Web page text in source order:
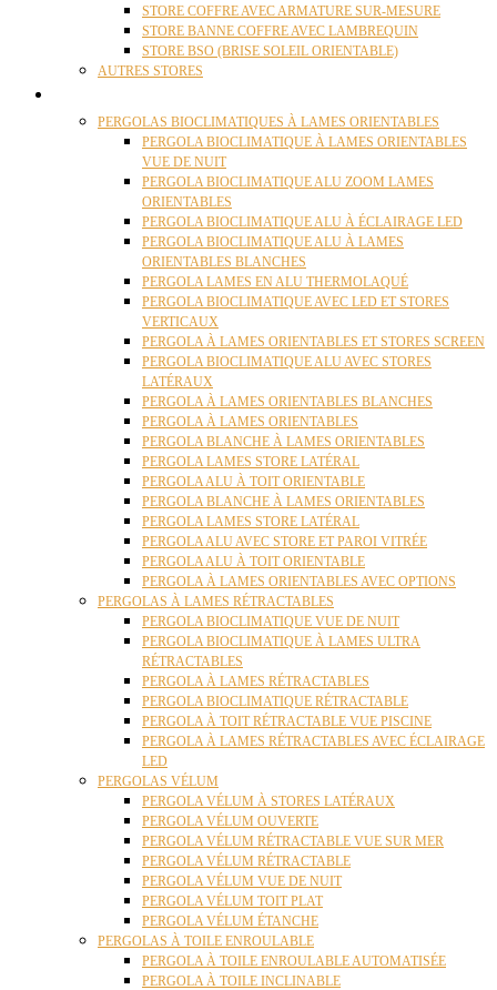
STORE COFFRE AVEC ARMATURE SUR-MESURE
STORE BANNE COFFRE AVEC LAMBREQUIN
STORE BSO (BRISE SOLEIL ORIENTABLE)
AUTRES STORES
PERGOLAS BIOCLIMATIQUES À LAMES ORIENTABLES
PERGOLA BIOCLIMATIQUE À LAMES ORIENTABLES
VUE DE NUIT
PERGOLA BIOCLIMATIQUE ALU ZOOM LAMES
ORIENTABLES
PERGOLA BIOCLIMATIQUE ALU À ÉCLAIRAGE LED
PERGOLA BIOCLIMATIQUE ALU À LAMES
ORIENTABLES BLANCHES
PERGOLA LAMES EN ALU THERMOLAQUÉ
PERGOLA BIOCLIMATIQUE AVEC LED ET STORES
VERTICAUX
PERGOLA À LAMES ORIENTABLES ET STORES SCREEN
PERGOLA BIOCLIMATIQUE ALU AVEC STORES
LATÉRAUX
PERGOLA À LAMES ORIENTABLES BLANCHES
PERGOLA À LAMES ORIENTABLES
PERGOLA BLANCHE À LAMES ORIENTABLES
PERGOLA LAMES STORE LATÉRAL
PERGOLA ALU À TOIT ORIENTABLE
PERGOLA BLANCHE À LAMES ORIENTABLES
PERGOLA LAMES STORE LATÉRAL
PERGOLA ALU AVEC STORE ET PAROI VITRÉE
PERGOLA ALU À TOIT ORIENTABLE
PERGOLA À LAMES ORIENTABLES AVEC OPTIONS
PERGOLAS À LAMES RÉTRACTABLES
PERGOLA BIOCLIMATIQUE VUE DE NUIT
PERGOLA BIOCLIMATIQUE À LAMES ULTRA
RÉTRACTABLES
PERGOLA À LAMES RÉTRACTABLES
PERGOLA BIOCLIMATIQUE RÉTRACTABLE
PERGOLA À TOIT RÉTRACTABLE VUE PISCINE
PERGOLA À LAMES RÉTRACTABLES AVEC ÉCLAIRAGE
LED
PERGOLAS VÉLUM
PERGOLA VÉLUM À STORES LATÉRAUX
PERGOLA VÉLUM OUVERTE
PERGOLA VÉLUM RÉTRACTABLE VUE SUR MER
PERGOLA VÉLUM RÉTRACTABLE
PERGOLA VÉLUM VUE DE NUIT
PERGOLA VÉLUM TOIT PLAT
PERGOLA VÉLUM ÉTANCHE
PERGOLAS À TOILE ENROULABLE
PERGOLA À TOILE ENROULABLE AUTOMATISÉE
PERGOLA À TOILE INCLINABLE